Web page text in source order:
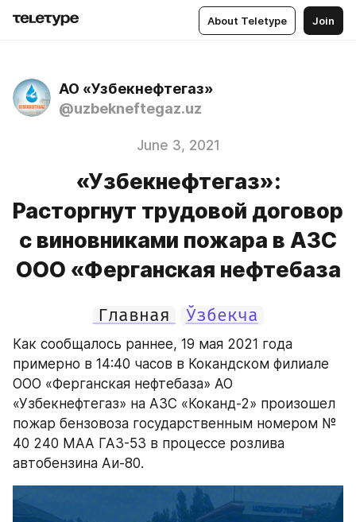
About Teletype Join
АО «Узбекнефтегаз»
@uzbekneftegaz.uz
June 3, 2021
«Узбекнефтегаз»:
Расторгнут трудовой договор
с виновниками пожара в АЗС
ООО «Ферганская нефтебаза
Главная Ўзбекча
Как сообщалось раннее, 19 мая 2021 года
примерно в 14:40 часов в Кокандском филиале
ООО «Ферганская нефтебаза» АО
«Узбекнефтегаз» на АЗС «Коканд-2» произошел
пожар бензовоза государственным номером №
40 240 МАА ГАЗ-53 в процессе розлива
автобензина Аи-80.